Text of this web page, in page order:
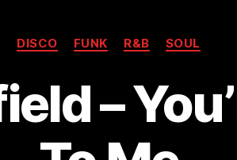
Kategorien
DISCO FUNK R&B SOUL
–